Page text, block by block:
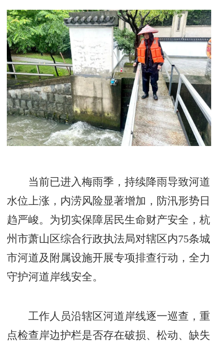
当前已进入梅雨季，持续降雨导致河道
水位上涨，内涝风险显著增加，防汛形势日
趋严峻。为切实保障居民生命财产安全，杭
州市萧山区综合行政执法局对辖区内75条城
市河道及附属设施开展专项排查行动，全力
守护河道岸线安全。
工作人员沿辖区河道岸线逐一巡查，重
点检查岸边护栏是否存在破损、松动、缺失